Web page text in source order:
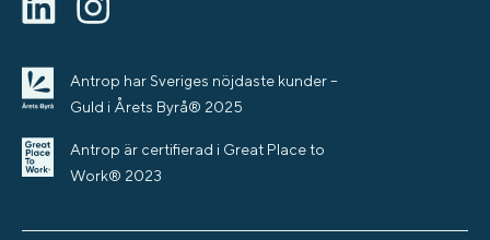
Antrop har Sveriges nöjdaste kunder –
Guld i Årets Byrå® 2025
Antrop är certifierad i Great Place to
Work® 2023